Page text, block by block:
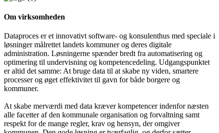
Om virksomheden
Dataproces er et innovativt software- og konsulenthus med speciale i
løsninger målrettet landets kommuner og deres digitale
administration. Løsningerne spænder bredt fra automatisering og
optimering til undervisning og kompetencedeling. Udgangspunktet
er altid det samme: At bruge data til at skabe ny viden, smartere
processer og øget effektivitet til gavn for både borgere og
kommuner.
At skabe merværdi med data kræver kompetencer indenfor næsten
alle facetter af den kommunale organisation og forvaltning samt
respekt for de mange regler, krav og hensyn, der omgiver